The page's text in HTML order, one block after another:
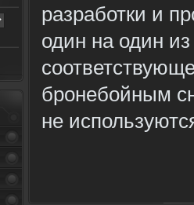
разработки и
один на один
бронебойным
не